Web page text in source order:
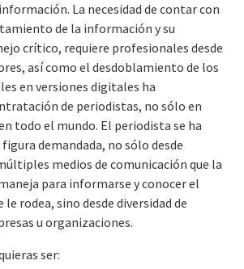
La necesidad de contar con
de la información y su
crítico, requiere profesionales desde
así como el desdoblamiento de los
en versiones digitales ha
de periodistas, no sólo en
todo el mundo. El periodista se ha
demandada, no sólo desde
medios de comunicación que la
para informarse y conocer el
rodea, sino desde diversidad de
u organizaciones.
ser: